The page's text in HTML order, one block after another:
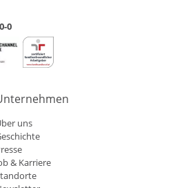
0
uns
& Karriere